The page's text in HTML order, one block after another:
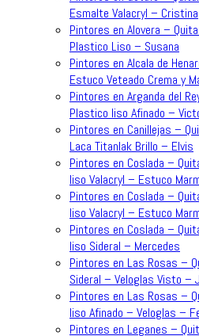
Esmalte Valacryl – Cristina
Pintores en Alovera –
Plastico Liso – Susana
Pintores en Alcala de
Estuco Veteado Crema y
Pintores en Arganda del
Plastico liso Afinado –
Pintores en Canillejas –
Laca Titanlak Brillo – Elvis
Pintores en Coslada –
liso Valacryl – Estuco
Pintores en Coslada –
liso Valacryl – Estuco
Pintores en Coslada –
liso Sideral – Mercedes
Pintores en Las Rosas –
Sideral – Veloglas Visto –
Pintores en Las Rosas –
liso Afinado – Veloglas –
Pintores en Leganes –